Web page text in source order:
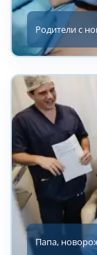
Родители с
Папа,